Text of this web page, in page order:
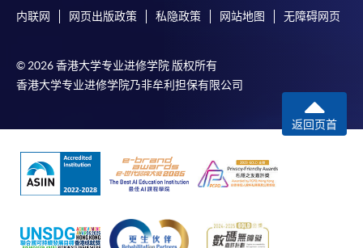
内联网 网页出版政策 私隐政策 网站地图 无障碍网页
© 2026 香港大学专业进修学院 版权所有
香港大学专业进修学院乃非牟利担保有限公司
返回页首